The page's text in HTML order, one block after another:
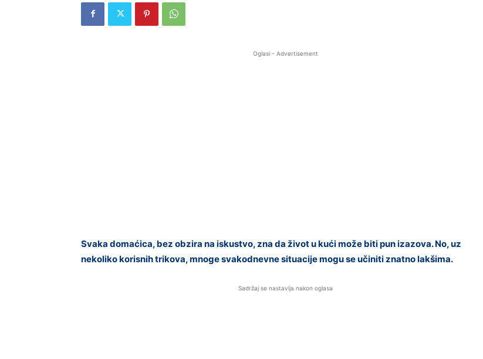
Oglasi - Advertisement
Svaka domaćica, bez obzira na iskustvo, zna da život u kući može biti pun izazova. No, uz
nekoliko korisnih trikova, mnoge svakodnevne situacije mogu se učiniti znatno lakšima.
Sadržaj se nastavlja nakon oglasa